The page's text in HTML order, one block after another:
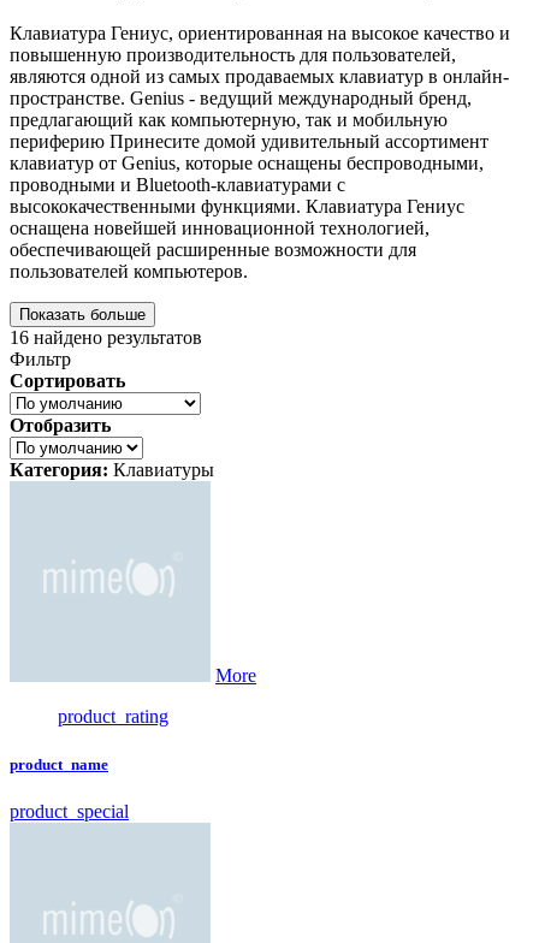
Клавиатура Гениус, ориентированная на высокое качество и
повышенную производительность для пользователей,
являются одной из самых продаваемых клавиатур в онлайн-
пространстве. Genius - ведущий международный бренд,
предлагающий как компьютерную, так и мобильную
периферию Принесите домой удивительный ассортимент
клавиатур от Genius, которые оснащены беспроводными,
проводными и Bluetooth-клавиатурами с
высококачественными функциями. Клавиатура Гениус
оснащена новейшей инновационной технологией,
обеспечивающей расширенные возможности для
пользователей компьютеров.
Показать больше
16 найдено результатов
Фильтр
Сортировать
Отобразить
Категория: Клавиатуры
More
product_rating
product_name
product_special